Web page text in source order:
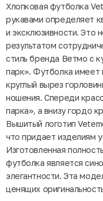
Хлопковая футболка
рукавами определяет
и эксклюзивности. Это
результатом
стиль бренда Ветмо с
парк». Футболка имеет
круглый вырез
ношения. Спереди
парка», а внизу гордо
Вышитый логотип
что придает изделиям
Изготовленная
футболка является
элегантности. Эта
ценящих